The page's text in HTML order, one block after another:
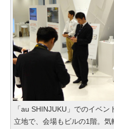
「au SHINJUKU」でのイベ
立地で、会場もビルの1階。気